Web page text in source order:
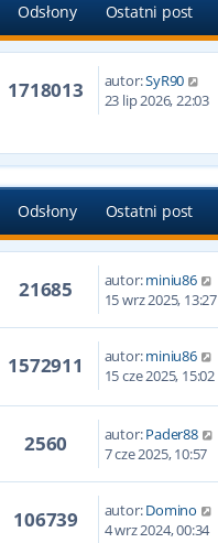
Odsłony Ostatni post
1718013 autor:SyR90
23 lip 2026, 22:03
Odsłony Ostatni post
21685 autor:miniu86
15 wrz 2025, 13:27
1572911 autor:miniu86
15 cze 2025, 15:02
2560 autor:Pader88
7 cze 2025, 10:57
106739 autor:Domino
4 wrz 2024, 00:34